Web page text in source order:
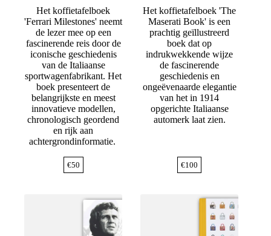
Het koffietafelboek
'Ferrari Milestones' neemt
de lezer mee op een
fascinerende reis door de
iconische geschiedenis
van de Italiaanse
sportwagenfabrikant. Het
boek presenteert de
belangrijkste en meest
innovatieve modellen,
chronologisch geordend
en rijk aan
achtergrondinformatie.
€50
Het koffietafelboek 'The
Maserati Book' is een
prachtig geïllustreerd
boek dat op
indrukwekkende wijze
de fascinerende
geschiedenis en
ongeëvenaarde elegantie
van het in 1914
opgerichte Italiaanse
automerk laat zien.
€100